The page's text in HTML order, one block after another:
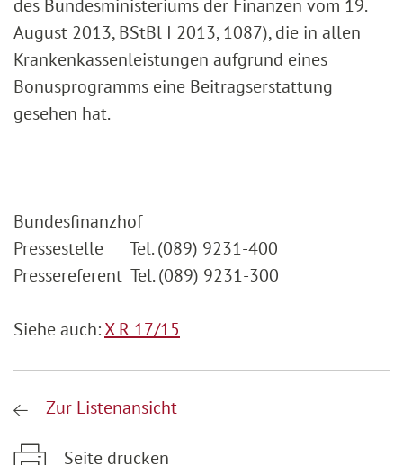
des Bundesministeriums der Finanzen vom 19.
August 2013, BStBl I 2013, 1087), die in allen
Krankenkassenleistungen aufgrund eines
Bonusprogramms eine Beitragserstattung
gesehen hat.
Bundesfinanzhof
Pressestelle Tel. (089) 9231-400
Pressereferent Tel. (089) 9231-300
Siehe auch:X R 17/15
Zur Listenansicht
Seite drucken